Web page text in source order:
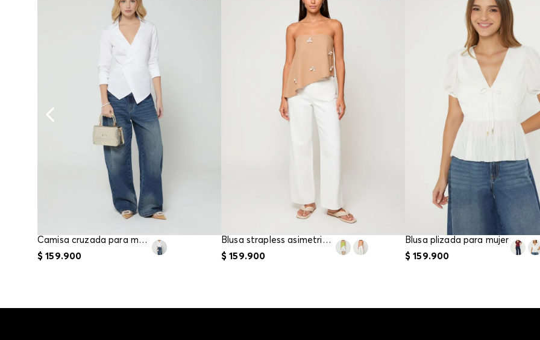
Camisa cruzada para mujer
$ 159.900
Blusa strapless asimetrica para mujer
$ 159.900
Blusa plizada para mujer
$ 159.900